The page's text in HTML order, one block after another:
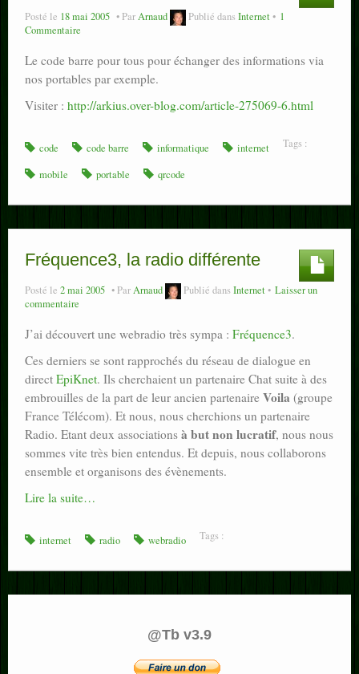
Posté le 18 mai 2005 ParArnaud Publié dansInternet
1
Commentaire
Le code barre pour tous pour échanger des informations via
nos portables par exemple.
Visiter : http://arkius.over-blog.com/article-275069-6.html
Tags :
code code barre informatique
internet
mobile
portable qrcode
Fréquence3, la radio différente
Posté le 2 mai 2005 ParArnaud Publié dansInternet
Laisser un
commentaire
J’ai découvert une webradio très sympa : Fréquence3.
Ces derniers se sont rapprochés du réseau de dialogue en
direct EpiKnet. Ils cherchaient un partenaire Chat suite à des
embrouilles de la part de leur ancien partenaire Voila (groupe
France Télécom). Et nous, nous cherchions un partenaire
Radio. Etant deux associations à but non lucratif, nous nous
sommes vite très bien entendus. Et depuis, nous collaborons
ensemble et organisons des évènements.
Lire la suite…
Tags :
internet radio webradio
@Tb v3.9